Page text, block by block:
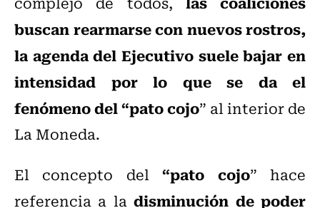
buscan rearmarse con nuevos rostros,
la agenda del Ejecutivo suele bajar en
intensidad por lo que se da el
fenómeno del “pato cojo” al interior de
La Moneda.
El concepto del“pato cojo” hace
referencia a ladisminución de poder